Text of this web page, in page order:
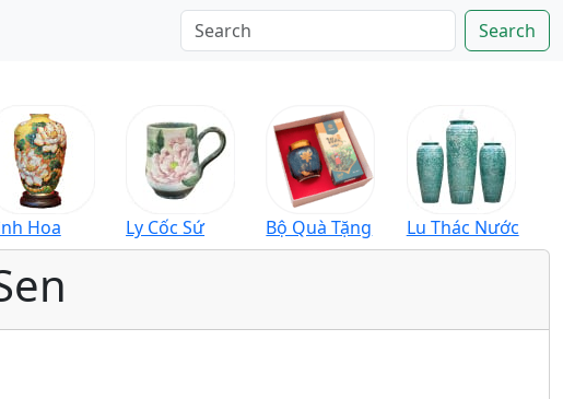
Search
Hoa Ly Cốc Sứ Bộ Quà Tặng Lu Thác Nước